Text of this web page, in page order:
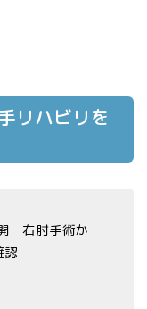
リハビリを
右肘手術か
認